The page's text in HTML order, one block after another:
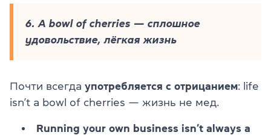
6. A bowl of cherries — сплошное
удовольствие, лёгкая жизнь
Почти всегда употребляется с отрицанием: life
isn’t a bowl of cherries — жизнь не мед.
Running your own business isn’t always a